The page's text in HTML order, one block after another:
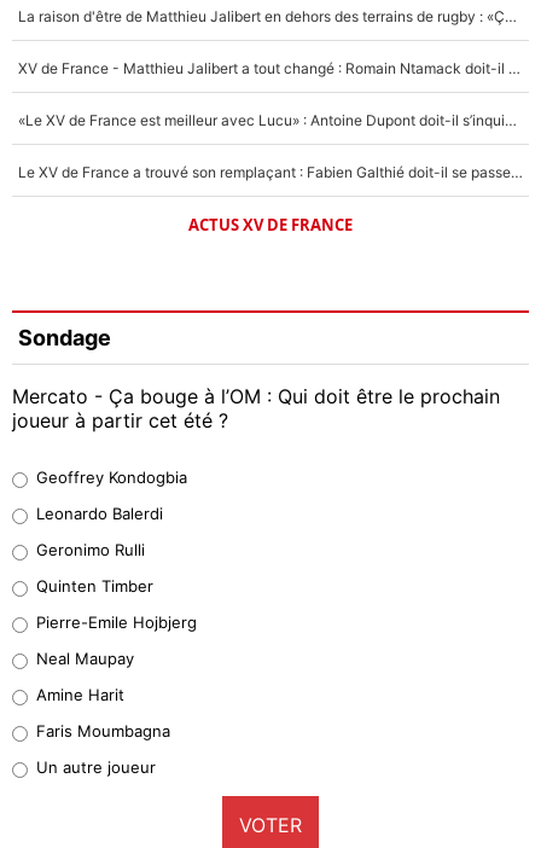
La raison d'être de Matthieu Jalibert en dehors des terrains de rugby : «Ça m'atteint autant que si tu touches à un membre de ma famille»
XV de France - Matthieu Jalibert a tout changé : Romain Ntamack doit-il s’inquiéter pour sa place à un an de la Coupe du monde ?
«Le XV de France est meilleur avec Lucu» : Antoine Dupont doit-il s’inquiéter pour sa place ?
Le XV de France a trouvé son remplaçant : Fabien Galthié doit-il se passer d'Antoine Dupont ?
ACTUS XV DE FRANCE
Sondage
Mercato - Ça bouge à l’OM : Qui doit être le prochain
joueur à partir cet été ?
38%
32%
5%
1%
9%
Geoffrey Kondogbia
Leonardo Balerdi
Geronimo Rulli
Quinten Timber
Pierre-Emile Hojbjerg
Neal Maupay
Amine Harit
Faris Moumbagna
Un autre joueur
VOTER